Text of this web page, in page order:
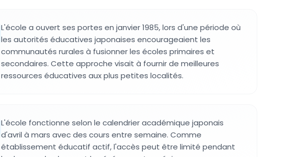
L'école a ouvert ses portes en janvier 1985, lors d'une période où
les autorités éducatives japonaises encourageaient les
communautés rurales à fusionner les écoles primaires et
secondaires. Cette approche visait à fournir de meilleures
ressources éducatives aux plus petites localités.
L'école fonctionne selon le calendrier académique japonais
d'avril à mars avec des cours entre semaine. Comme
établissement éducatif actif, l'accès peut être limité pendant